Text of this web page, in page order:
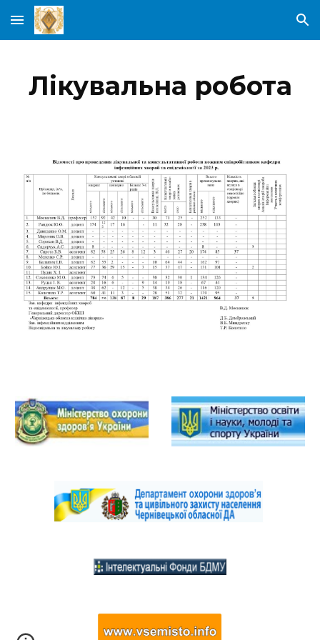
Skip to main content Skip to navigation
Лікувальна робота